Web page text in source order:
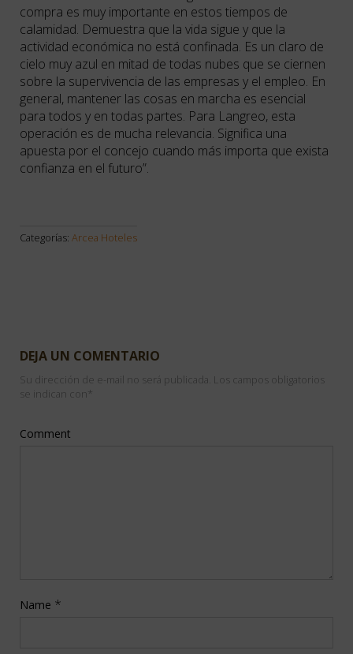
compra es muy importante en estos tiempos de
calamidad. Demuestra que la vida sigue y que la
actividad económica no está confinada. Es un claro de
cielo muy azul en mitad de todas nubes que se ciernen
sobre la supervivencia de las empresas y el empleo. En
general, mantener las cosas en marcha es esencial
para todos y en todas partes. Para Langreo, esta
operación es de mucha relevancia. Significa una
apuesta por el concejo cuando más importa que exista
confianza en el futuro”.
Categorías: Arcea Hoteles
DEJA UN COMENTARIO
Su dirección de e-mail no será publicada. Los campos obligatorios
se indican con *
Comment
Name *